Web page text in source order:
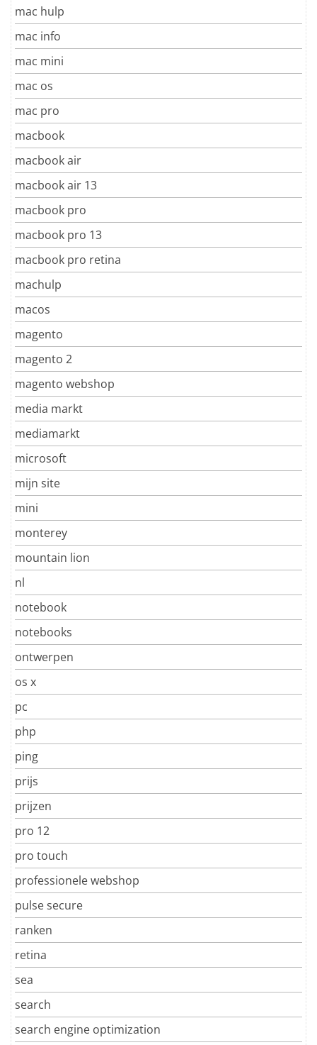
mac hulp
mac info
mac mini
mac os
mac pro
macbook
macbook air
macbook air 13
macbook pro
macbook pro 13
macbook pro retina
machulp
macos
magento
magento 2
magento webshop
media markt
mediamarkt
microsoft
mijn site
mini
monterey
mountain lion
nl
notebook
notebooks
ontwerpen
os x
pc
php
ping
prijs
prijzen
pro 12
pro touch
professionele webshop
pulse secure
ranken
retina
sea
search
search engine optimization